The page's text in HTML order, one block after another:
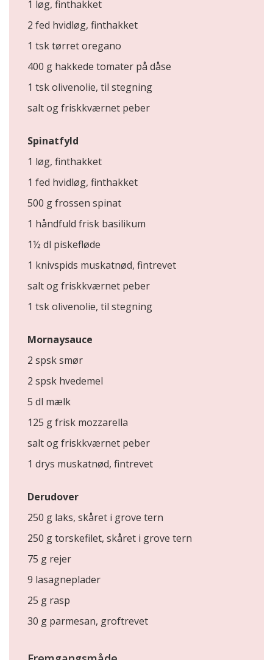
1 løg, finthakket
2 fed hvidløg, finthakket
1 tsk tørret oregano
400 g hakkede tomater på dåse
1 tsk olivenolie, til stegning
salt og friskkværnet peber
Spinatfyld
1 løg, finthakket
1 fed hvidløg, finthakket
500 g frossen spinat
1 håndfuld frisk basilikum
1½ dl piskefløde
1 knivspids muskatnød, fintrevet
salt og friskkværnet peber
1 tsk olivenolie, til stegning
Mornaysauce
2 spsk smør
2 spsk hvedemel
5 dl mælk
125 g frisk mozzarella
salt og friskkværnet peber
1 drys muskatnød, fintrevet
Derudover
250 g laks, skåret i grove tern
250 g torskefilet, skåret i grove tern
75 g rejer
9 lasagneplader
25 g rasp
30 g parmesan, groftrevet